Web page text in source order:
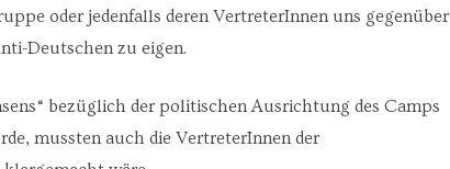
oder jedenfalls deren VertreterInnen uns gegenüber
Deutschen zu eigen.
bezüglich der politischen Ausrichtung des Camps
mussten auch die VertreterInnen der